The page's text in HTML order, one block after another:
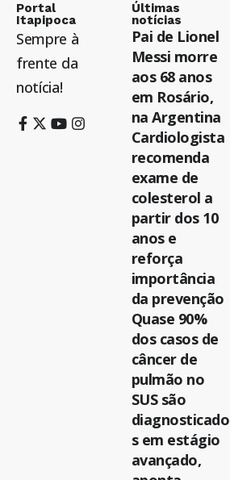
Portal
Itapipoca
Sempre à
frente da
notícia!
Últimas
notícias
Pai de Lionel
Messi morre
aos 68 anos
em Rosário,
na Argentina
Cardiologista
recomenda
exame de
colesterol a
partir dos 10
anos e
reforça
importância
da prevenção
Quase 90%
dos casos de
câncer de
pulmão no
SUS são
diagnosticado
s em estágio
avançado,